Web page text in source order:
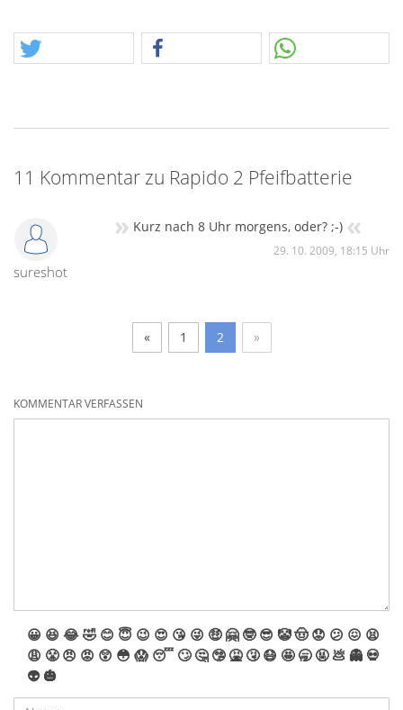
11 Kommentar zu Rapido 2 Pfeifbatterie
sureshot
» Kurz nach 8 Uhr morgens, oder? ;-) «
29. 10. 2009, 18:15 Uhr
« 1 2 »
KOMMENTAR VERFASSEN
😀 😆 😂🤣 😊 😇 😉 😍 😘 😜 🤑 🤗 🤓 😎 🤡🤠 😟 😕 😖 😫
😩 😤 😠 😡 😲 😳 😱 😴 🙄 🤔 🤥 🤮 🤧 😷 🤩 🥱 🤬 💩 👻 💀
👽 🎃